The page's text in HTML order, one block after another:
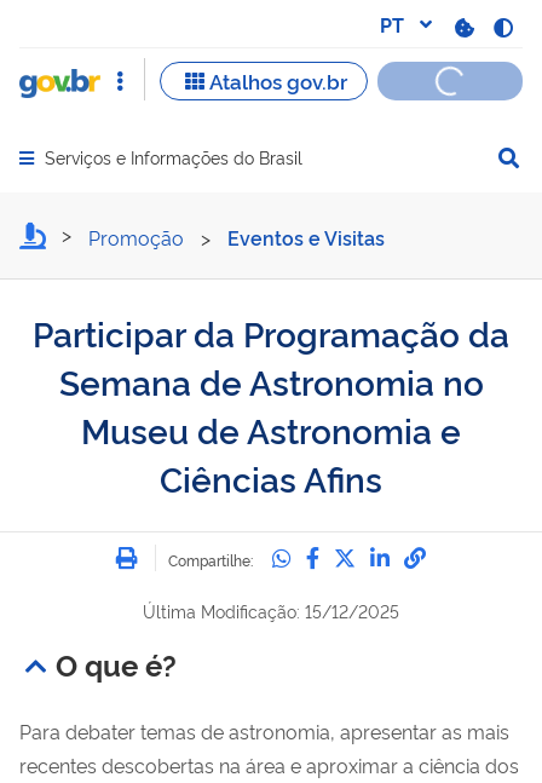
Abrir menu principal de navegação
Serviços e Informações do Brasil
Participar da
Promoção > Eventos e Visitas
Participar da Programação da
Semana de Astronomia no
Museu de Astronomia e
Ciências Afins
Imprimir
Compartilhe: Compartilhe no
Compartilhe no
Compartilhe no
Compartilhe
Última Modificação: 15/12/2025
O que é?
Para debater temas de astronomia, apresentar as mais
recentes descobertas na área e aproximar a ciência dos